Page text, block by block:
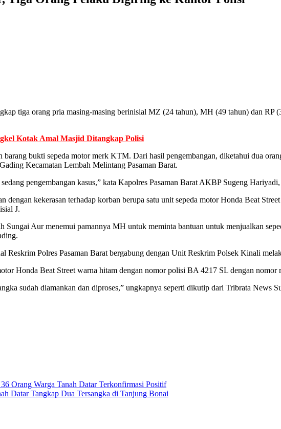
tiga orang pria masing-masing berinisial MZ (24 tahun), MH (49 tahun) dan RP
Kotak Amal Masjid Ditangkap Polisi
bukti sepeda motor merk KTM. Dari hasil pengembangan, diketahui dua
Kecamatan Lembah Melintang Pasaman Barat.
pengembangan kasus,” kata Kapolres Pasaman Barat AKBP Sugeng
dengan kekerasan terhadap korban berupa satu unit sepeda motor Honda Beat
J.
Sungai Aur menemui pamannya MH untuk meminta bantuan untuk menjualkan
Reskrim Polres Pasaman Barat bergabung dengan Unit Reskrim Polsek Kinali
Honda Beat Street warna hitam dengan nomor polisi BA 4217 SL dengan
sudah diamankan dan diproses,” ungkapnya seperti dikutip dari Tribrata News
Orang Warga Tanah Datar Terkonfirmasi Positif
Datar Tangkap Dua Tersangka di Tanjung Bonai